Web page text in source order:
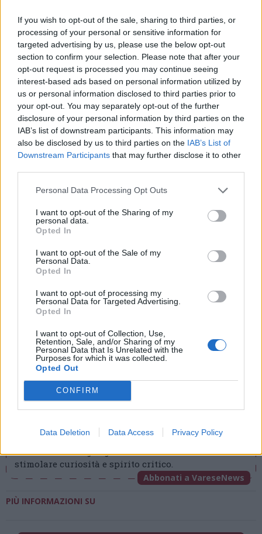
If you wish to opt-out of the sale, sharing to third parties, or
processing of your personal or sensitive information for
targeted advertising by us, please use the below opt-out
section to confirm your selection. Please note that after your
opt-out request is processed you may continue seeing
interest-based ads based on personal information utilized by
us or personal information disclosed to third parties prior to
your opt-out. You may separately opt-out of the further
disclosure of your personal information by third parties on the
IAB’s list of downstream participants. This information may
also be disclosed by us to third parties on the IAB’s List of
Downstream Participants that may further disclose it to other
Personal Data Processing Opt Outs
I want to opt-out of the Sharing of my
personal data.
Opted In
I want to opt-out of the Sale of my
Personal Data.
Opted In
I want to opt-out of processing my
Personal Data for Targeted Advertising.
Opted In
I want to opt-out of Collection, Use,
Retention, Sale, and/or Sharing of my
Personal Data that Is Unrelated with the
Purposes for which it was collected.
Opted Out
CONFIRM
Data Deletion Data Access Privacy Policy
guardare, ma da vivere», concludono i
responsabili del Circolo.
Per informazioni, iscrizioni e aggiornamenti
sulle attività è possibile seguire il Circolo
Remiero Bodio Lomnago sui canali social e
visitare il sito
www.circoloremierobodiolomnago.it , oppure
cercare semplicemente CRBL.
diagostoa Materia
Via Confalonieri, 5 - Castronno
Redazione VareseNews
redazione@varesenews.it
Noi della redazione di VareseNews crediamo che
una buona informazione contribuisca a migliorare
la vita di tutti. Ogni giorno lavoriamo cercando di
stimolare curiosità e spirito critico.
Abbonati a VareseNews
PIÙ INFORMAZIONI SU